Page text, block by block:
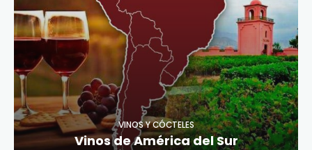
VINOS Y CÓCTELES
Vinos de América del Sur